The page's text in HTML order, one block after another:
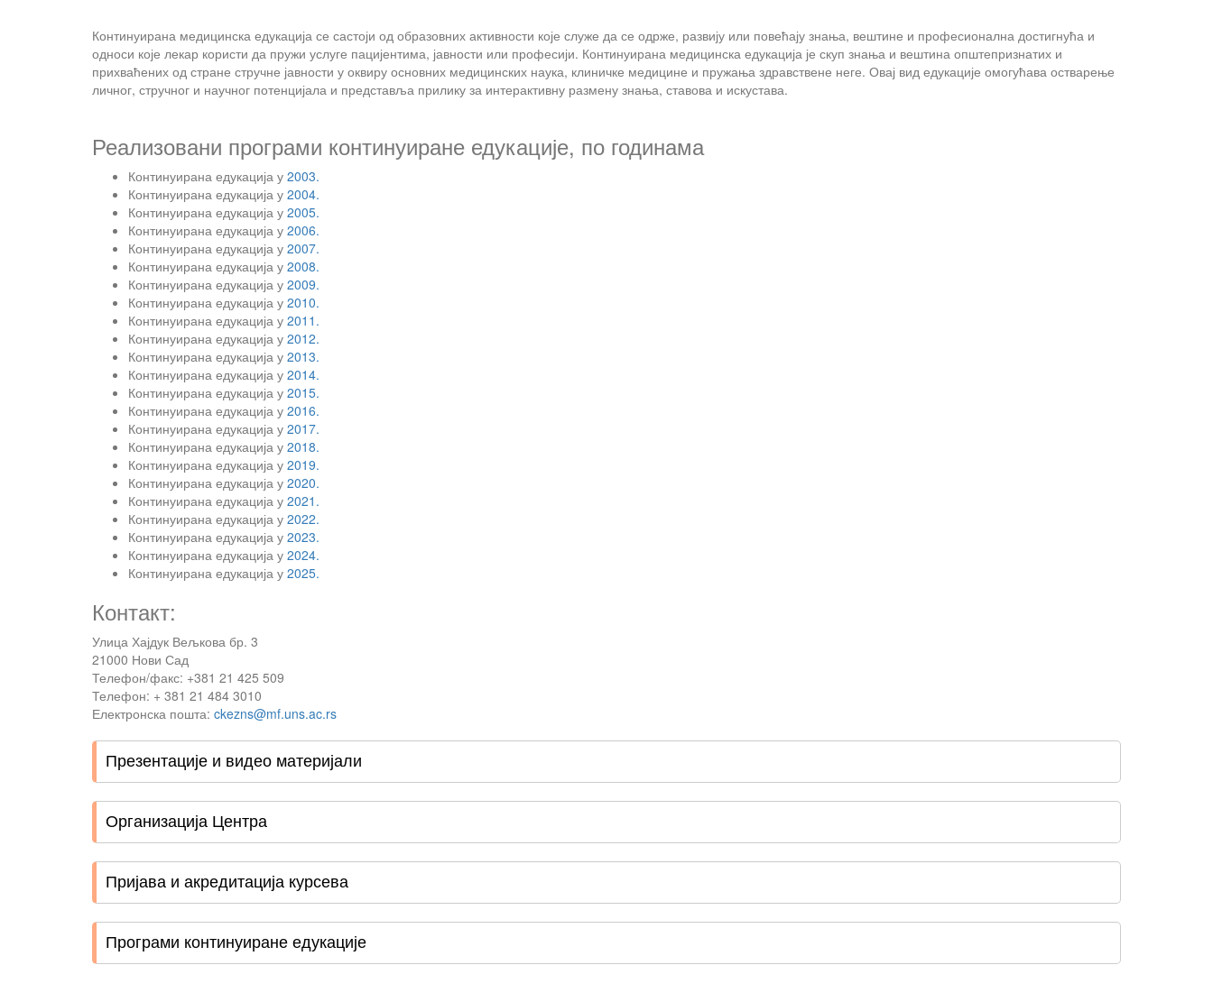
Континуирана медицинска едукација се састоји од образовних активности које служе да се одрже, развију или повећају знања, вештине и професионална достигнућа и
односи које лекар користи да пружи услуге пацијентима, јавности или професији. Континуирана медицинска едукација је скуп знања и вештина општепризнатих и
прихваћених од стране стручне јавности у оквиру основних медицинских наука, клиничке медицине и пружања здравствене неге. Овај вид едукације омогућава остварење
личног, стручног и научног потенцијала и представља прилику за интерактивну размену знања, ставова и искустава.
Реализовани програми континуиране едукације, по годинама
Континуирана едукација у 2003.
Континуирана едукација у 2004.
Континуирана едукација у 2005.
Континуирана едукација у 2006.
Континуирана едукација у 2007.
Континуирана едукација у 2008.
Континуирана едукација у 2009.
Континуирана едукација у 2010.
Континуирана едукација у 2011.
Континуирана едукација у 2012.
Континуирана едукација у 2013.
Континуирана едукација у 2014.
Континуирана едукација у 2015.
Континуирана едукација у 2016.
Континуирана едукација у 2017.
Континуирана едукација у 2018.
Континуирана едукација у 2019.
Континуирана едукација у 2020.
Континуирана едукација у 2021.
Континуирана едукација у 2022.
Континуирана едукација у 2023.
Континуирана едукација у 2024.
Континуирана едукација у 2025.
Контакт:
Улица Хајдук Вељкова бр. 3
21000 Нови Сад
Телефон/факс: +381 21 425 509
Телефон: + 381 21 484 3010
Електронска пошта: ckezns@mf.uns.ac.rs
Презентације и видео материјали
Организација Центра
Пријава и акредитација курсева
Програми континуиране едукације